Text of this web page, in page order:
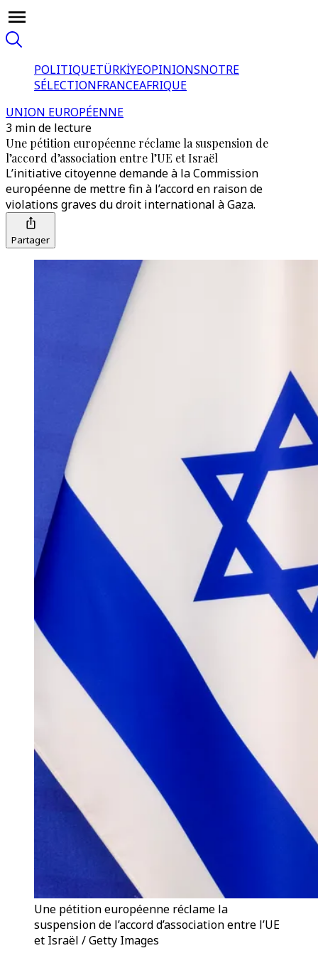
POLITIQUETÜRKİYEOPINIONSNOTRE
SÉLECTIONFRANCEAFRIQUE
UNION EUROPÉENNE
3 min de lecture
Une pétition européenne réclame la suspension de
l’accord d’association entre l’UE et Israël
L’initiative citoyenne demande à la Commission
européenne de mettre fin à l’accord en raison de
violations graves du droit international à Gaza.
Partager
Une pétition européenne réclame la
suspension de l’accord d’association entre l’UE
et Israël / Getty Images